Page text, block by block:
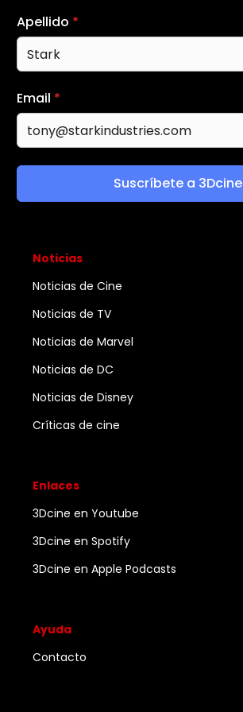
Apellido *
Email *
Suscríbete a 3Dcine
Noticias
Noticias de Cine
Noticias de TV
Noticias de Marvel
Noticias de DC
Noticias de Disney
Críticas de cine
Enlaces
3Dcine en Youtube
3Dcine en Spotify
3Dcine en Apple Podcasts
Ayuda
Contacto